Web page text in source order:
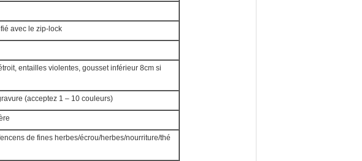
avec le zip-lock
entailles violentes, gousset inférieur 8cm si
(acceptez 1 – 10 couleurs)
de fines herbes/écrou/herbes/nourriture/thé